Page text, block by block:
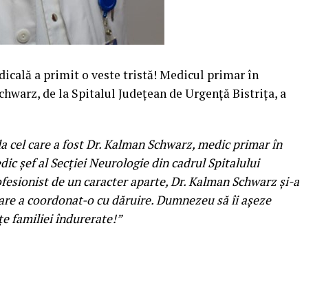
a primit o veste tristă! Medicul primar în
de la Spitalul Județean de Urgență Bistrița, a
cel care a fost Dr. Kalman Schwarz, medic primar în
șef al Secției Neurologie din cadrul Spitalului
de un caracter aparte, Dr. Kalman Schwarz și-a
a coordonat-o cu dăruire. Dumnezeu să îi așeze
familiei îndurerate!”